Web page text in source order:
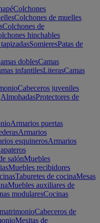
Colchones
Colchones de muelles
Colchones de
hinchables
SomieresPatas de
doblesCamas
infantilesLiterasCamas
Cabeceros juveniles
AlmohadasProtectores de
Armarios puertas
Armarios
esquinerosArmarios
salónMuebles
Muebles recibidores
Taburetes de cocinaMesas
Muebles auxiliares de
modularesCocinas
Cabeceros de
Mesitas de